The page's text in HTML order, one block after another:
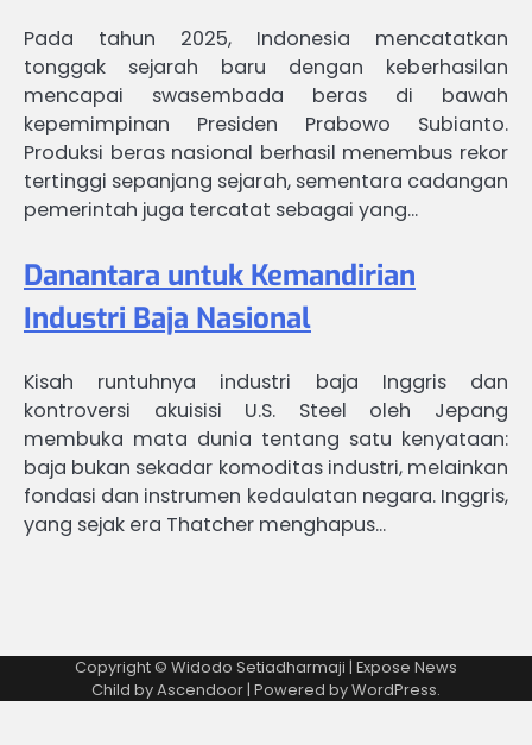
Pada tahun 2025, Indonesia mencatatkan
tonggak sejarah baru dengan keberhasilan
mencapai swasembada beras di bawah
kepemimpinan Presiden Prabowo Subianto.
Produksi beras nasional berhasil menembus rekor
tertinggi sepanjang sejarah, sementara cadangan
pemerintah juga tercatat sebagai yang…
Danantara untuk Kemandirian
Industri Baja Nasional
Kisah runtuhnya industri baja Inggris dan
kontroversi akuisisi U.S. Steel oleh Jepang
membuka mata dunia tentang satu kenyataan:
baja bukan sekadar komoditas industri, melainkan
fondasi dan instrumen kedaulatan negara. Inggris,
yang sejak era Thatcher menghapus…
Copyright © Widodo Setiadharmaji | Expose News
Child byAscendoor| Powered byWordPress.